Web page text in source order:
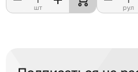
шт рул